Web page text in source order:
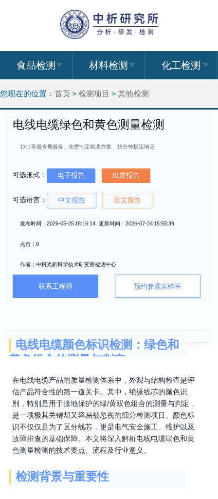
食品检测 材料检测 化工检测
您现在的位置： 首页 > 检测项目 > 其他检测
电线电缆绿色和黄色测量检测
1对1客服专属服务，免费制定检测方案，15分钟极速响应
可选形式： 电子报告 纸质报告
可选语言： 中文报告 英文报告
发布时间：2026-05-25 18:16:14 更新时间：2026-07-24 15:55:39
点击：0
作者：中科光析科学技术研究所检测中心
联系工程师 预约参观实验室
电线电缆颜色标识检测：绿色和
黄色组合的测量与判定
在电线电缆产品的质量检测体系中，外观与结构检查是评
估产品符合性的第一道关卡。其中，绝缘线芯的颜色识
别，特别是用于接地保护的绿/黄双色组合的测量与判定，
是一项极其关键却又容易被忽视的细分检测项目。颜色标
识不仅仅是为了区分线芯，更是电气安全施工、维护以及
故障排查的基础保障。本文将深入解析电线电缆绿色和黄
色测量检测的技术要点、流程及行业意义。
检测背景与重要性